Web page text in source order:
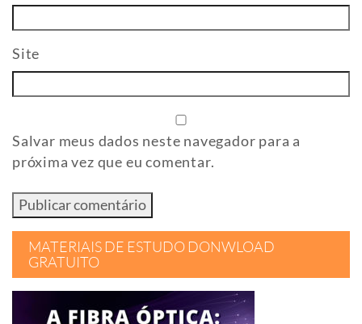
Site
Salvar meus dados neste navegador para a
próxima vez que eu comentar.
MATERIAIS DE ESTUDO DONWLOAD
GRATUITO